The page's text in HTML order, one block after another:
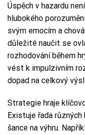
Úspěch v hazardu
hlubokého
svým emocím a
důležité naučit se
rozhodování během
vést k impulzivním
dopad na celkový
Strategie hraje
Existuje řada
šance na výhru.